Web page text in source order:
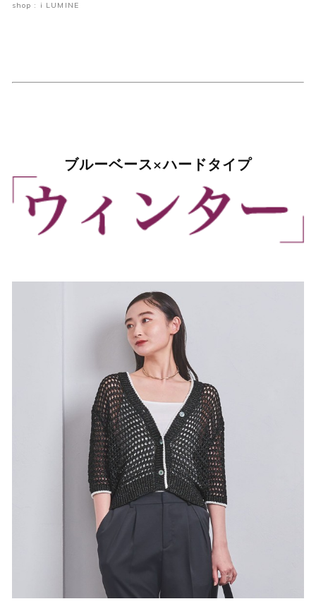
shop : i LUMINE
ブルーベース×ハードタイプ